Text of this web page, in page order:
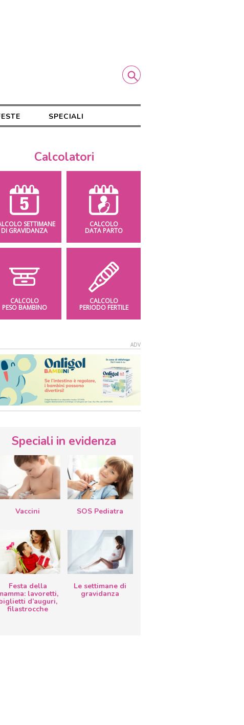
SPECIALI
Calcolatori
SETTIMANE
DI GRAVIDANZA
CALCOLO
DATA PARTO
CALCOLO
PESO BAMBINO
CALCOLO
PERIODO FERTILE
Speciali in evidenza
Vaccini SOS Pediatra
Festa della
lavoretti,
d’auguri,
filastrocche
Le settimane di
gravidanza